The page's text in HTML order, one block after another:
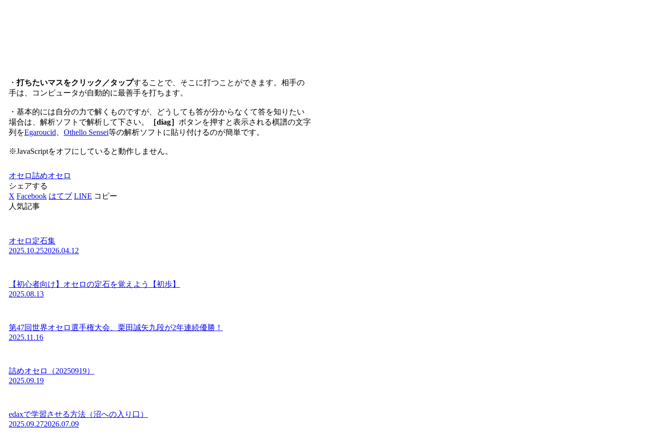
・打ちたいマスをクリック／タップすることで、そこに打つことができます。相手の
手は、コンピュータが自動的に最善手を打ちます。
・基本的には自分の力で解くものですが、どうしても答が分からなくて答を知りたい
場合は、解析ソフトで解析して下さい。
［diag］ ボタンを押すと表示される棋譜の文字
列をEgaroucid Othello Sensei等の解析ソフトに貼り付けるのが簡単です。
※JavaScriptをオフにしていると動作しません。
オセロ詰めオセロ
シェアする
X Facebook はてブ LINE コピー
人気記事
オセロ定石集
2025.10.252026.04.12
【初心者向け】オセロの定石を覚えよう【初歩】
2025.08.13
第47回世界オセロ選手権大会、栗田誠矢九段が2年連続優勝！
2025.11.16
詰めオセロ（20250919）
2025.09.19
edaxで学習させる方法（沼への入り口）
2025.09.272026.07.09